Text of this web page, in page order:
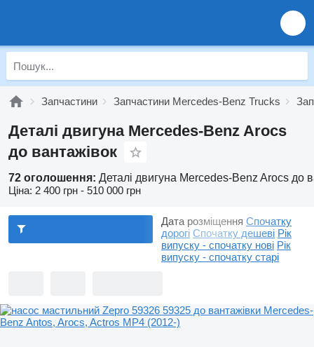
Запчастини Запчастини Mercedes-Benz Trucks
Деталі двигуна Mercedes-Benz Arocs
до вантажівок
72 оголошення: Деталі двигуна Mercedes-Benz Arocs до
Ціна: 2 400 грн - 510 000 грн
Дата розміщення Спочатку
дорогі Спочатку дешеві Рік
випуску - спочатку нові Рік
випуску - спочатку старі